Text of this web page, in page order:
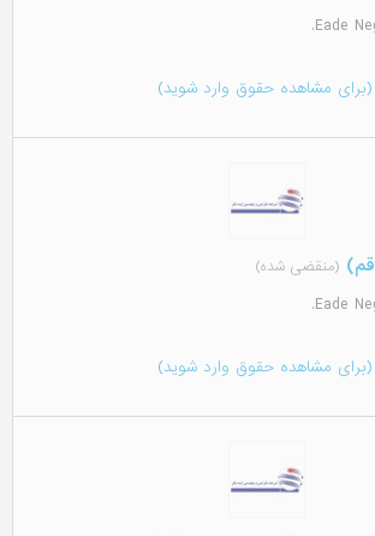
(برای مشاهده حقوق وارد شوید)
(منقضی شده)
(برای مشاهده حقوق وارد شوید)